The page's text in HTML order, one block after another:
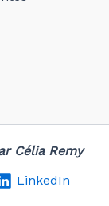
Célia Remy
LinkedIn